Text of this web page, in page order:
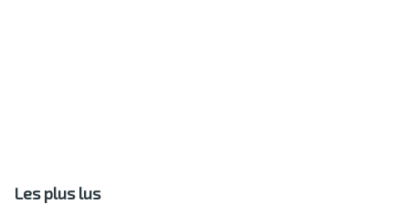
Les plus lus